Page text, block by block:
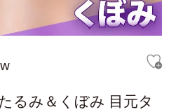
るみ＆くぼみ 目元タ